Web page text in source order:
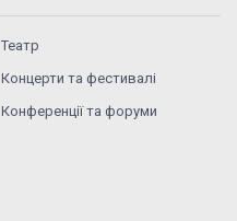
Театр
Концерти та фестивалі
Конференції та форуми